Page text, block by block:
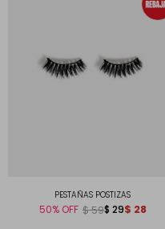
PESTAÑAS POSTIZAS
50 $ 29
$59 $ 28